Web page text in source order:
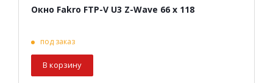
Окно Fakro FTP-V U3 Z-Wave 66 х 118
под заказ
В корзину